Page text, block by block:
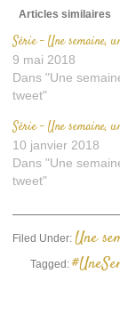
Articles similaires
Série – Une semaine,
9 mai 2018
Dans "Une
tweet"
Série – Une semaine,
10 janvier 2018
Dans "Une
tweet"
Filed Under:Une
Tagged: